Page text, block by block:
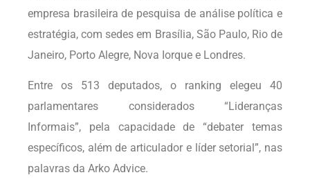
empresa brasileira de pesquisa de análise política e
estratégia, com sedes em Brasília, São Paulo, Rio de
Janeiro, Porto Alegre, Nova Iorque e Londres.
Entre os 513 deputados, o ranking elegeu 40
parlamentares considerados “Lideranças
Informais”, pela capacidade de “debater temas
específicos, além de articulador e líder setorial”, nas
palavras da Arko Advice.